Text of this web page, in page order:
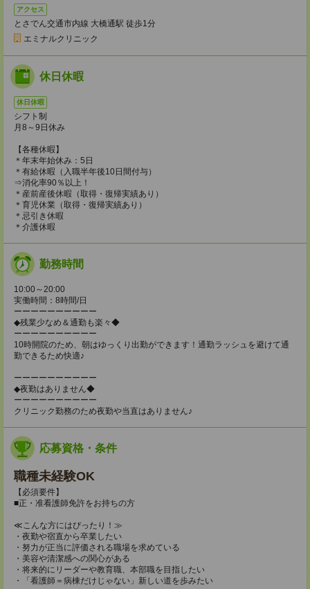
アクセス
とさでん交通市内線 大橋通駅 徒歩1分
エミナルクリニック
休日休暇
休日休暇
シフト制
月8～9日休み
【各種休暇】
＊年末年始休み：5日
＊有給休暇（入職半年後10日間付与）
⇒消化率90％以上！
＊産前産後休暇（取得・復帰実績あり）
＊育児休業（取得・復帰実績あり）
＊忌引き休暇
＊介護休暇
勤務時間
10:00～20:00
実働時間：8時間/日
ーーーーーーーーーー
◆残業少なめ＆通勤も楽々◆
ーーーーーーーーーー
10時開院のため、朝はゆっくり出勤ができます！通勤ラッシュを避けて通
勤できるため快適♪
ーーーーーーーーーー
◆夜勤はありません◆
ーーーーーーーーーー
クリニック勤務のため夜勤や当直はありません♪
応募資格・条件
職種未経験OK
【必須要件】
■正・准看護師免許をお持ちの方
≪こんな方にはぴったり！≫
・夜勤や宿直から卒業したい
・努力が正当に評価される職場を求めている
・美容や清潔感への関心がある
・将来的にリーダーや教育職、本部職を目指したい
・「看護師＝病棟だけじゃない」新しい道を歩みたい